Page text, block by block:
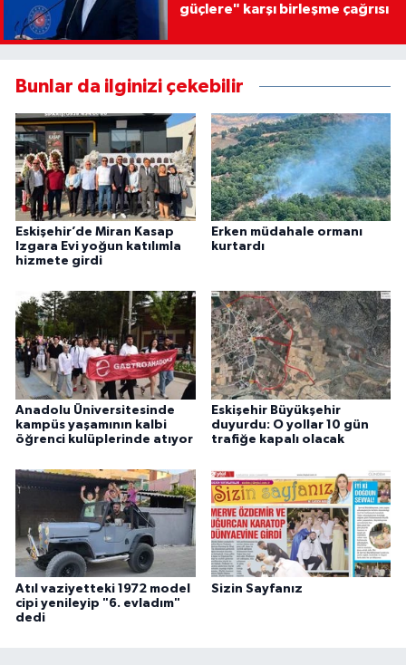
güçlere" karşı birleşme çağrısı
Bunlar da ilginizi çekebilir
Eskişehir’de Miran Kasap
Izgara Evi yoğun katılımla
hizmete girdi
Erken müdahale ormanı
kurtardı
Anadolu Üniversitesinde
kampüs yaşamının kalbi
öğrenci kulüplerinde atıyor
Eskişehir Büyükşehir
duyurdu: O yollar 10 gün
trafiğe kapalı olacak
Atıl vaziyetteki 1972 model
cipi yenileyip "6. evladım"
dedi
Sizin Sayfanız